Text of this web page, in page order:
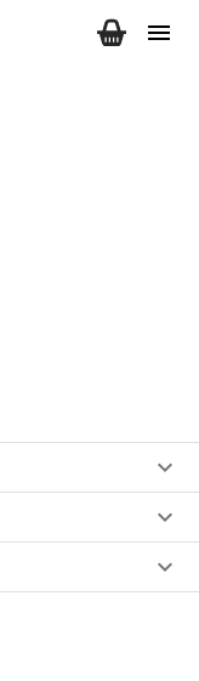
menu
keyboard_arrow_down
keyboard_arrow_down
keyboard_arrow_down